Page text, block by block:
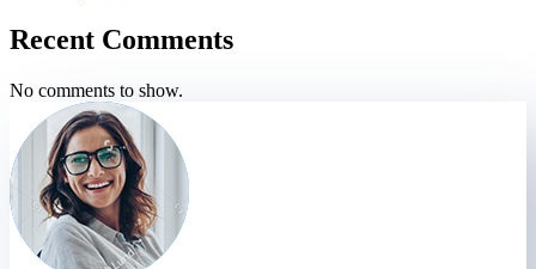
Recent Comments
No comments to show.